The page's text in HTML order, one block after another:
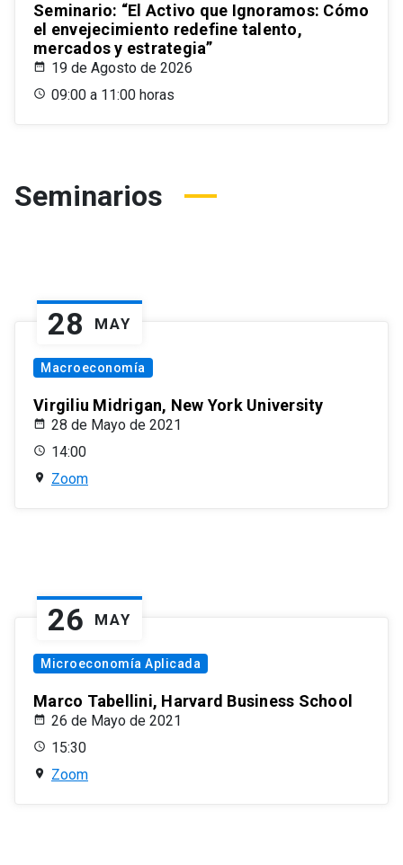
Seminario: “El Activo que Ignoramos: Cómo
el envejecimiento redefine talento,
mercados y estrategia”
19 de Agosto de 2026
09:00 a 11:00 horas
Seminarios
28 MAY
Macroeconomía
Virgiliu Midrigan, New York University
28 de Mayo de 2021
14:00
Zoom
26 MAY
Microeconomía Aplicada
Marco Tabellini, Harvard Business School
26 de Mayo de 2021
15:30
Zoom